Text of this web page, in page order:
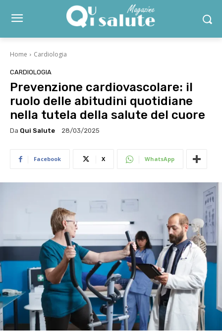
Home Cardiologia
CARDIOLOGIA
Prevenzione cardiovascolare: il
ruolo delle abitudini quotidiane
nella tutela della salute del cuore
Da Qui Salute 28/03/2025
Facebook X WhatsApp